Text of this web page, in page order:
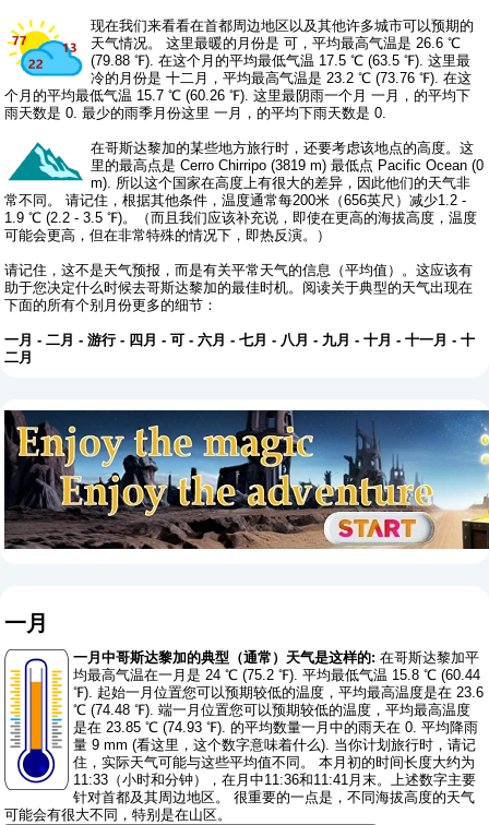
现在我们来看看在首都周边地区以及其他许多城市可以预期的
天气情况。 这里最暖的月份是 可，平均最高气温是 26.6 ℃
(79.88 ℉). 在这个月的平均最低气温 17.5 ℃ (63.5 ℉). 这里最
冷的月份是 十二月，平均最高气温是 23.2 ℃ (73.76 ℉). 在这
个月的平均最低气温 15.7 ℃ (60.26 ℉). 这里最阴雨一个月 一月，的平均下
雨天数是 0. 最少的雨季月份这里 一月，的平均下雨天数是 0.
在哥斯达黎加的某些地方旅行时，还要考虑该地点的高度。这
里的最高点是 Cerro Chirripo (3819 m) 最低点 Pacific Ocean (0
m). 所以这个国家在高度上有很大的差异，因此他们的天气非
常不同。 请记住，根据其他条件，温度通常每200米（656英尺）减少1.2 -
1.9 ℃ (2.2 - 3.5 ℉)。（而且我们应该补充说，即使在更高的海拔高度，温度
可能会更高，但在非常特殊的情况下，即热反演。）
请记住，这不是天气预报，而是有关平常天气的信息（平均值）。这应该有
助于您决定什么时候去哥斯达黎加的最佳时机。阅读关于典型的天气出现在
下面的所有个别月份更多的细节：
一月 -二月 -游行- 四月 -可 -六月 -七月 - 八月 - 九月 -十月 -十一月 -十
二月
一月
一月中哥斯达黎加的典型（通常）天气是这样的: 在哥斯达黎加平
均最高气温在一月是 24 ℃ (75.2 ℉). 平均最低气温 15.8 ℃ (60.44
℉). 起始一月位置您可以预期较低的温度，平均最高温度是在 23.6
℃ (74.48 ℉). 端一月位置您可以预期较低的温度，平均最高温度
是在 23.85 ℃ (74.93 ℉). 的平均数量一月中的雨天在 0. 平均降雨
量 9 mm (看这里，这个数字意味着什么). 当你计划旅行时，请记
住，实际天气可能与这些平均值不同。 本月初的时间长度大约为
11:33（小时和分钟），在月中11:36和11:41月末。上述数字主要
针对首都及其周边地区。 很重要的一点是，不同海拔高度的天气
可能会有很大不同，特别是在山区。